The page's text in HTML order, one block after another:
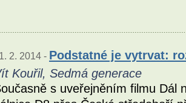
2. 2014 - Podstatné je vytrvat:
Kouřil, Sedmá generace
s uveřejněním filmu Dál